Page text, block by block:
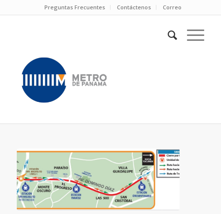
Preguntas Frecuentes Contáctenos Correo